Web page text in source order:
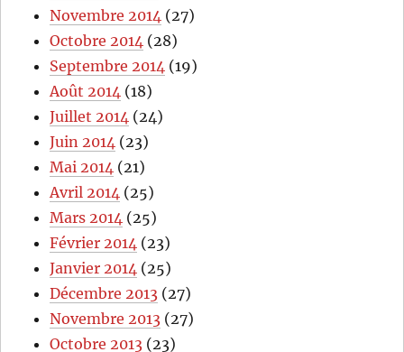
Novembre 2014 (27)
Octobre 2014 (28)
Septembre 2014 (19)
Août 2014 (18)
Juillet 2014 (24)
Juin 2014 (23)
Mai 2014 (21)
Avril 2014 (25)
Mars 2014 (25)
Février 2014 (23)
Janvier 2014 (25)
Décembre 2013 (27)
Novembre 2013 (27)
Octobre 2013 (23)